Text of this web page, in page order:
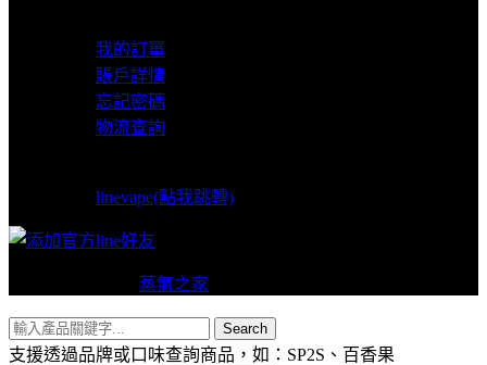
我的訂單
賬戶詳情
忘記密碼
物流查詢
linevape(點我跳轉)
蒸氣之家
Search
支援透過品牌或口味查詢商品，如：SP2S、百香果